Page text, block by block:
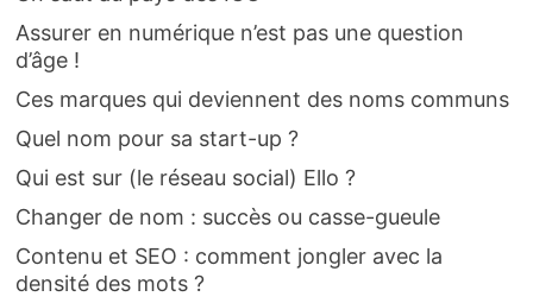
Assurer en numérique n’est pas une question
d’âge !
Ces marques qui deviennent des noms communs
Quel nom pour sa start-up ?
Qui est sur (le réseau social) Ello ?
Changer de nom : succès ou casse-gueule
Contenu et SEO : comment jongler avec la
densité des mots ?